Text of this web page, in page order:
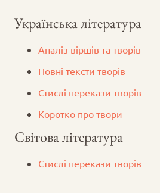
Українська література
Аналіз віршів та творів
Повні тексти творів
Стислі перекази творів
Коротко про твори
Світова література
Стислі перекази творів